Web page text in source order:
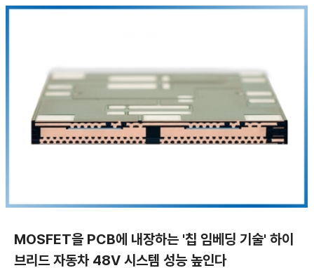
MOSFET을 PCB에 내장하는 '칩 임베딩 기술' 하이
브리드 자동차 48V 시스템 성능 높인다